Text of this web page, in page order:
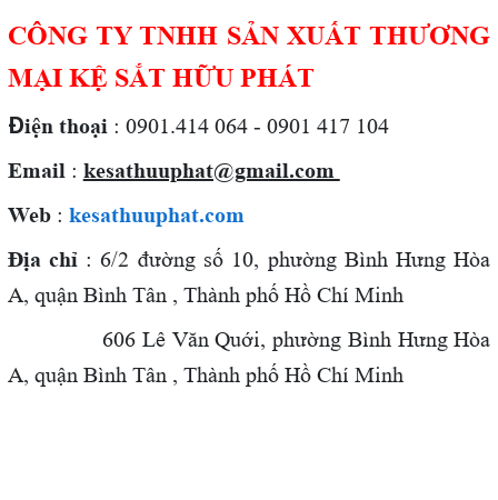
CÔNG TY TNHH SẢN XUẤT THƯƠNG
MẠI KỆ SẮT HỮU PHÁT
Điện thoại : 0901.414 064 - 0901 417 104
Email : kesathuuphat@gmail.com
Web : kesathuuphat.com
Địa chỉ : 6/2 đường số 10, phường Bình Hưng Hòa
A, quận Bình Tân , Thành phố Hồ Chí Minh
606 Lê Văn Quới, phường Bình Hưng Hòa
A, quận Bình Tân , Thành phố Hồ Chí Minh